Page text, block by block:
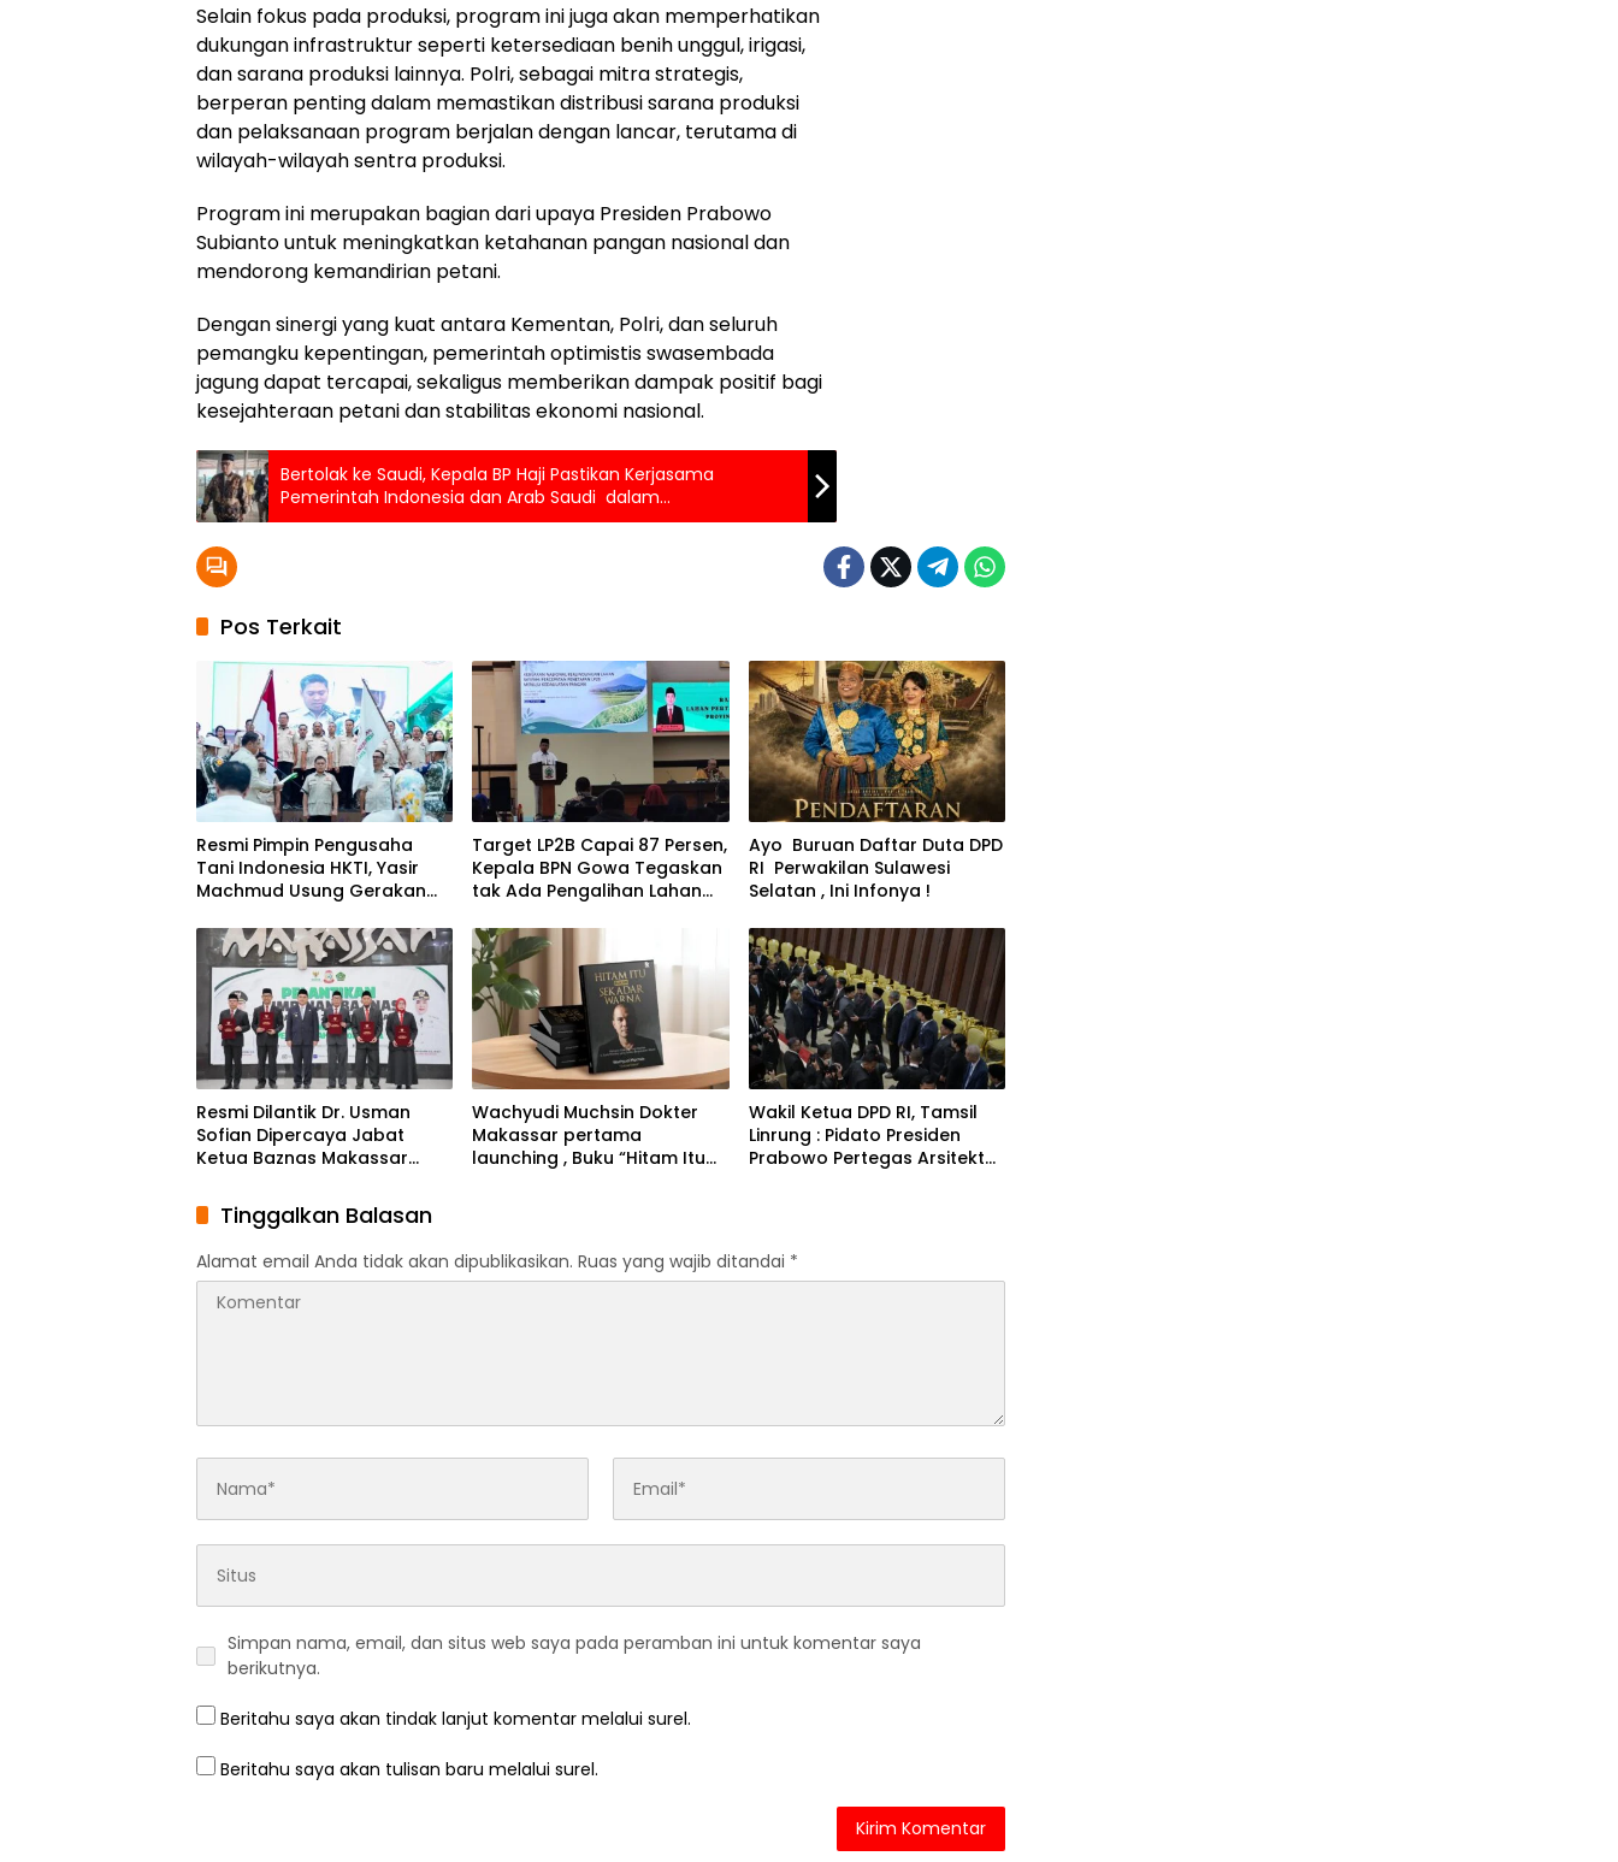
Selain fokus pada produksi, program ini juga akan memperhatikan
dukungan infrastruktur seperti ketersediaan benih unggul, irigasi,
dan sarana produksi lainnya. Polri, sebagai mitra strategis,
berperan penting dalam memastikan distribusi sarana produksi
dan pelaksanaan program berjalan dengan lancar, terutama di
wilayah-wilayah sentra produksi.
Program ini merupakan bagian dari upaya Presiden Prabowo
Subianto untuk meningkatkan ketahanan pangan nasional dan
mendorong kemandirian petani.
Dengan sinergi yang kuat antara Kementan, Polri, dan seluruh
pemangku kepentingan, pemerintah optimistis swasembada
jagung dapat tercapai, sekaligus memberikan dampak positif bagi
kesejahteraan petani dan stabilitas ekonomi nasional.
Bertolak ke Saudi, Kepala BP Haji Pastikan Kerjasama
Pemerintah Indonesia dan Arab Saudi dalam
Penyelenggaraan Ibadah Haji 2025
Pos Terkait
Resmi Pimpin Pengusaha
Tani Indonesia HKTI, Yasir
Machmud Usung Gerakan
Berbasis Petani Modern
Target LP2B Capai 87 Persen,
Kepala BPN Gowa Tegaskan
tak Ada Pengalihan Lahan
Ayo Buruan Daftar Duta DPD
RI Perwakilan Sulawesi
Selatan , Ini Infonya !
Resmi Dilantik Dr. Usman
Sofian Dipercaya Jabat
Ketua Baznas Makassar
Wachyudi Muchsin Dokter
Makassar pertama
launching , Buku “Hitam Itu
Wakil Ketua DPD RI, Tamsil
Linrung : Pidato Presiden
Prabowo Pertegas Arsitektur
Tinggalkan Balasan
Alamat email Anda tidak akan dipublikasikan. Ruas yang wajib ditandai *
Simpan nama, email, dan situs web saya pada peramban ini untuk komentar saya
berikutnya.
Beritahu saya akan tindak lanjut komentar melalui surel.
Beritahu saya akan tulisan baru melalui surel.